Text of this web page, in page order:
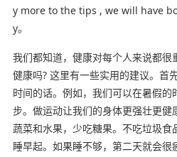
y more to the tips , we will have
y。
我们都知道，健康对每个人来说都
健康吗? 这里有一些实用的建议。首
时间的话。例如，我们可以在暑假
步。做运动让我们的身体更强壮更健
蔬菜和水果，少吃糖果。不吃垃圾
睡早起。如果睡不够，第二天就会